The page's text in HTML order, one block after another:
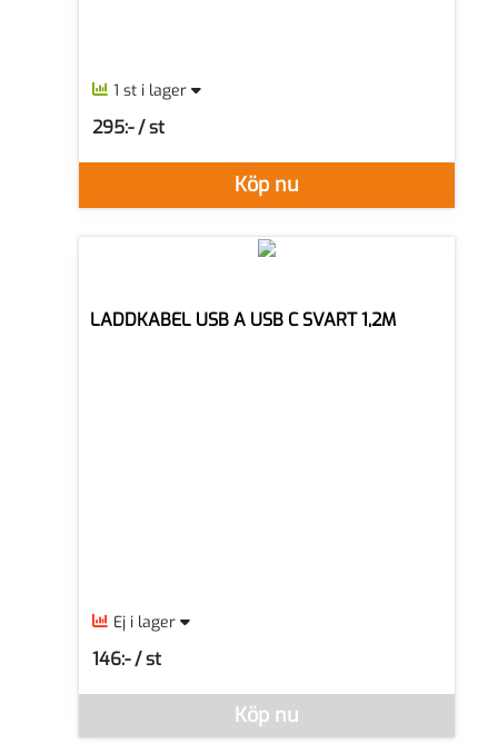
1 st i lager
Köp nu
295:- / st
SEK per ST
LADDKABEL USB A USB C SVART 1,2M
Ej i lager
Denna vara går inte att beställa via webben just nu,
Köp nu
146:- / st
SEK per ST